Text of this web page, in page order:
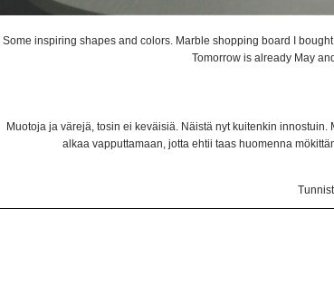
Some inspiring shapes and colors. Marble shopping board I
Tomorrow is already May
Muotoja ja värejä, tosin ei keväisiä. Näistä nyt kuitenkin innostuin.
alkaa vapputtamaan, jotta ehtii taas huomenna